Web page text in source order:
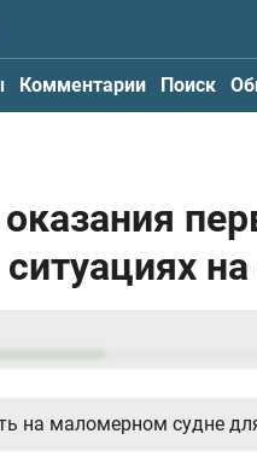
Комментарии Поиск
на маломерном судне